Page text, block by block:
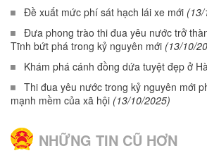
Đề xuất mức phí sát hạch lái xe mới (13/
Đưa phong trào thi đua yêu nước trở
Tĩnh bứt phá trong kỷ nguyên mới (13/10/
Khám phá cánh đồng dứa tuyệt đẹp ở
Thi đua yêu nước trong kỷ nguyên mới
mạnh mềm của xã hội (13/10/2025)
NHỮNG TIN CŨ HƠN